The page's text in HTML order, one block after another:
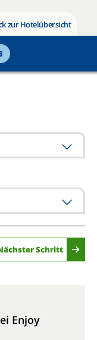
zur Hotelübersicht
Schritt
Enjoy